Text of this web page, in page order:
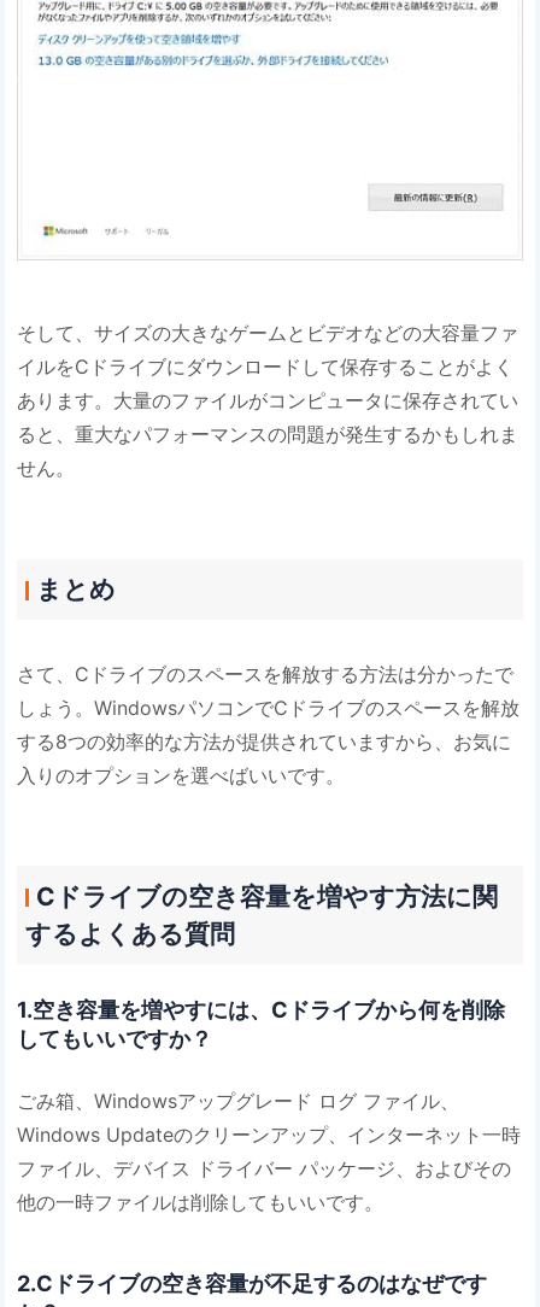
そして、サイズの大きなゲームとビデオなどの大容量ファ
イルをCドライブにダウンロードして保存することがよく
あります。大量のファイルがコンピュータに保存されてい
ると、重大なパフォーマンスの問題が発生するかもしれま
せん。
まとめ
さて、Cドライブのスペースを解放する方法は分かったで
しょう。WindowsパソコンでCドライブのスペースを解放
する8つの効率的な方法が提供されていますから、お気に
入りのオプションを選べばいいです。
Cドライブの空き容量を増やす方法に関
するよくある質問
1.空き容量を増やすには、Cドライブから何を削除
してもいいですか？
ごみ箱、Windowsアップグレード ログ ファイル、
Windows Updateのクリーンアップ、インターネット一時
ファイル、デバイス ドライバー パッケージ、およびその
他の一時ファイルは削除してもいいです。
2.Cドライブの空き容量が不足するのはなぜです